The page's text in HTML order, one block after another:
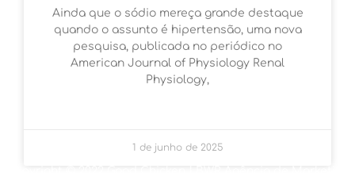
Ainda que o sódio mereça grande destaque
quando o assunto é hipertensão, uma nova
pesquisa, publicada no periódico no
American Journal of Physiology Renal
Physiology,
1 de junho de 2025